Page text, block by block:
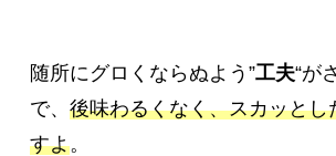
随所にグロくならぬよう”工夫“が
で、 後味わるくなく、スカッとし
すよ。